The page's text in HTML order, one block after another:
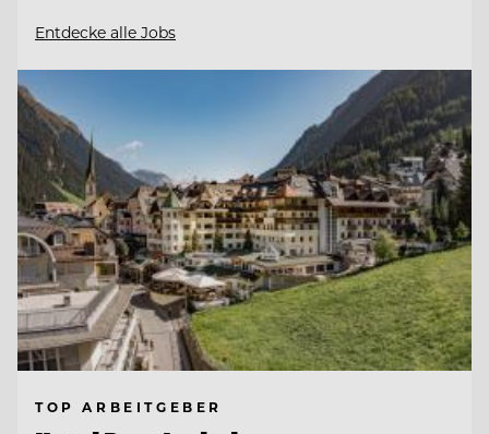
Entdecke alle Jobs
TOP ARBEITGEBER